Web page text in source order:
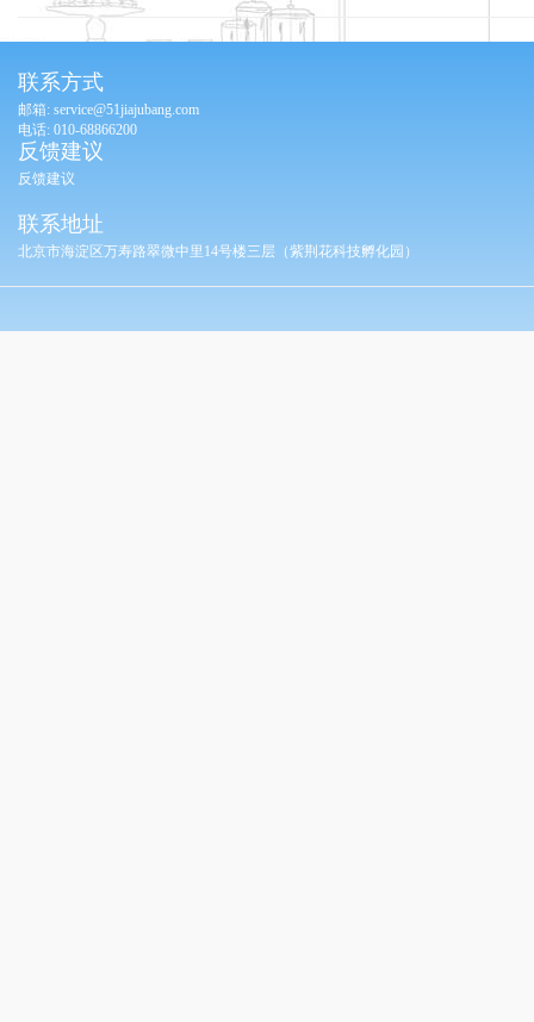
联系方式
邮箱: service@51jiajubang.com
电话: 010-68866200
反馈建议
反馈建议
联系地址
北京市海淀区万寿路翠微中里14号楼三层（紫荆花科技孵化园）